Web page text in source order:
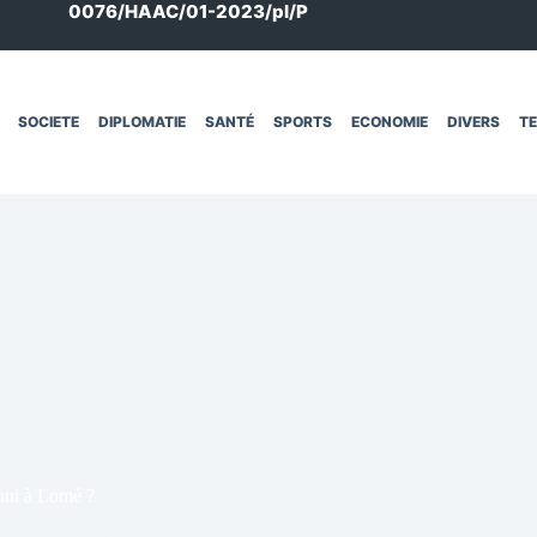
0076/HAAC/01-2023/pl/P
SOCIETE DIPLOMATIE SANTÉ SPORTS ECONOMIE DIVERS